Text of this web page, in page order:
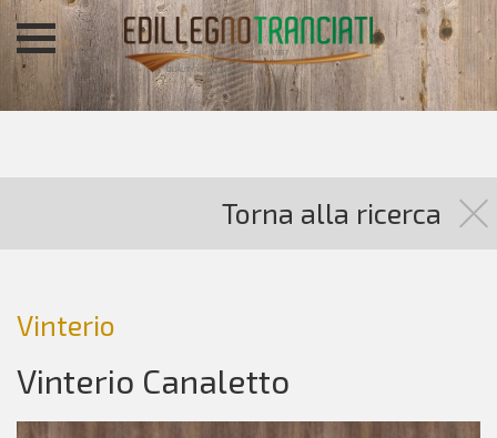
Torna alla ricerca
Vinterio
Vinterio Canaletto